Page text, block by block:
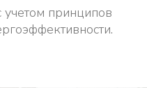
учетом принципов